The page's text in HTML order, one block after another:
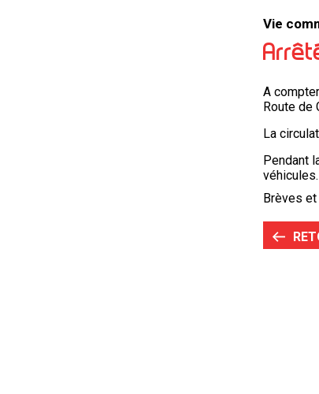
Vie
A
Route de
La
Pendant
Brèves